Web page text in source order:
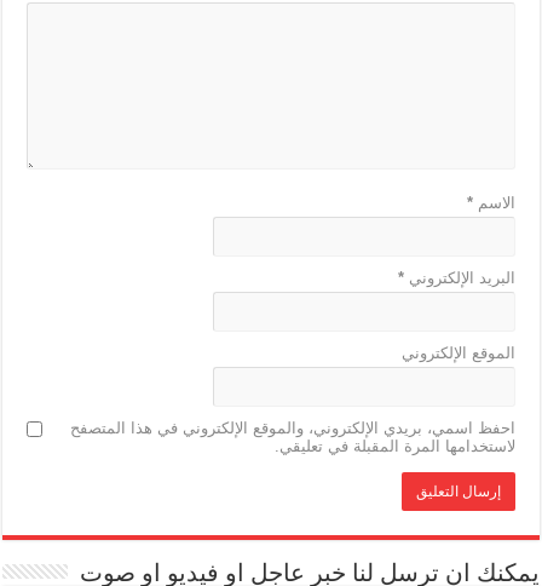
الاسم*
البريد الإلكتروني*
الموقع الإلكتروني
احفظ اسمي، بريدي الإلكتروني، والموقع الإلكتروني في هذا المتصفح
لاستخدامها المرة المقبلة في تعليقي.
يمكنك ان ترسل لنا خبر عاجل او فيديو او صوت